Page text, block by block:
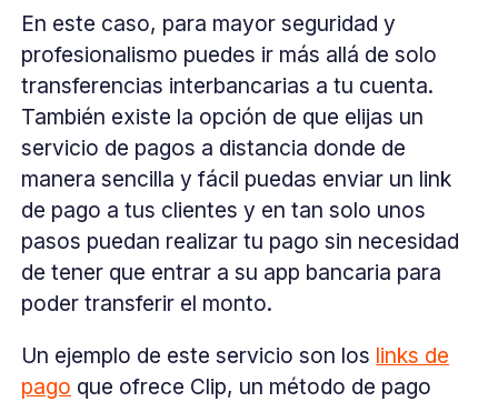
En este caso, para mayor seguridad y
profesionalismo puedes ir más allá de solo
transferencias interbancarias a tu cuenta.
También existe la opción de que elijas un
servicio de pagos a distancia donde de
manera sencilla y fácil puedas enviar un link
de pago a tus clientes y en tan solo unos
pasos puedan realizar tu pago sin necesidad
de tener que entrar a su app bancaria para
poder transferir el monto.
Un ejemplo de este servicio son los links de
pago que ofrece Clip, un método de pago